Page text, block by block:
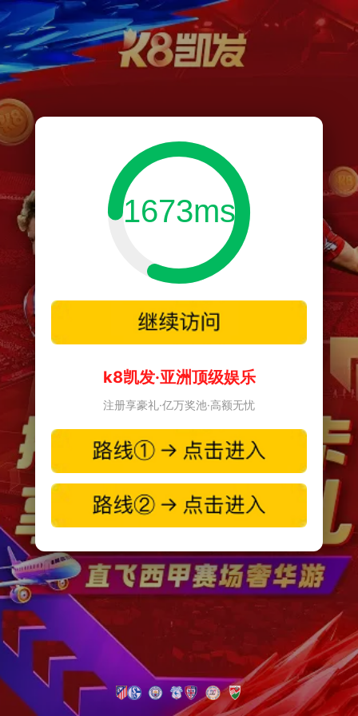
1673ms
k8凯发·亚洲顶级娱乐
注册享豪礼·亿万奖池·高额无忧